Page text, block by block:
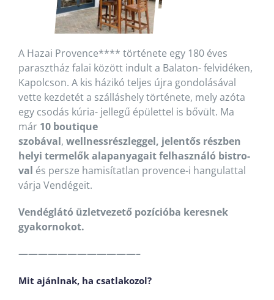
A Hazai Provence**** története egy 180 éves
parasztház falai között indult a Balaton- felvidéken,
Kapolcson. A kis házikó teljes újra gondolásával
vette kezdetét a szálláshely története, mely azóta
egy csodás kúria- jellegű épülettel is bővült. Ma
már 10 boutique
szobával, wellnessrészleggel, jelentős részben
helyi termelők alapanyagait felhasználó bistro-
val és persze hamisítatlan provence-i hangulattal
várja Vendégeit.
Vendéglátó üzletvezető pozícióba keresnek
gyakornokot.
————————————–
Mit ajánlnak, ha csatlakozol?